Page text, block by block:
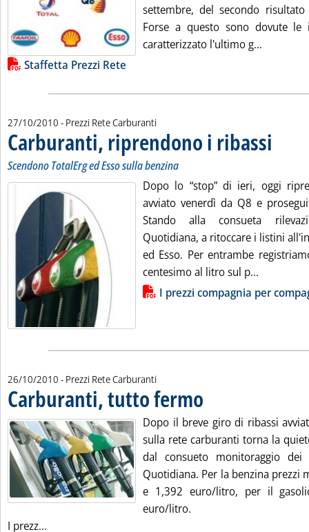
settembre, del secondo risultato
Forse a questo sono dovute le
caratterizzato l'ultimo g...
Lista allegati PDF alla notizia
Staffetta Prezzi Rete
27/10/2010 - Prezzi Rete Carburanti
Carburanti, riprendono i ribassi
Scendono TotalErg ed Esso sulla benzina
Dopo lo “stop” di ieri, oggi
avviato venerdì da Q8 e
Stando alla consueta
Quotidiana, a ritoccare i listini
ed Esso. Per entrambe
centesimo al litro sul p...
Lista allegati PDF alla notiziaI prezzi compagnia per
26/10/2010 - Prezzi Rete Carburanti
Carburanti, tutto fermo
Dopo il breve giro di ribassi
sulla rete carburanti torna la
dal consueto monitoraggio dei
Quotidiana. Per la benzina prezzi
e 1,392 euro/litro, per il
euro/litro.
I prezz...